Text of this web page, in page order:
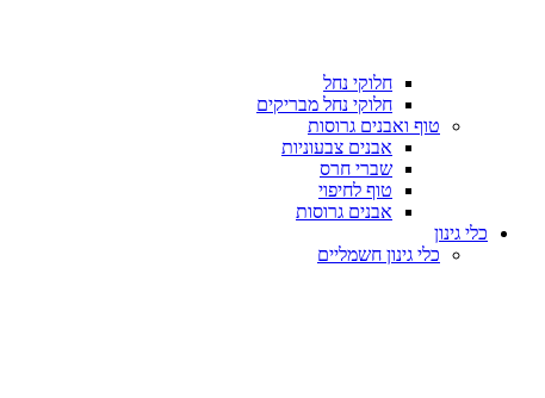
חלוקי נחל
חלוקי נחל מבריקים
טוף ואבנים גרוסות
אבנים צבעוניות
שברי חרס
טוף לחיפוי
אבנים גרוסות
כלי גינון
כלי גינון חשמליים